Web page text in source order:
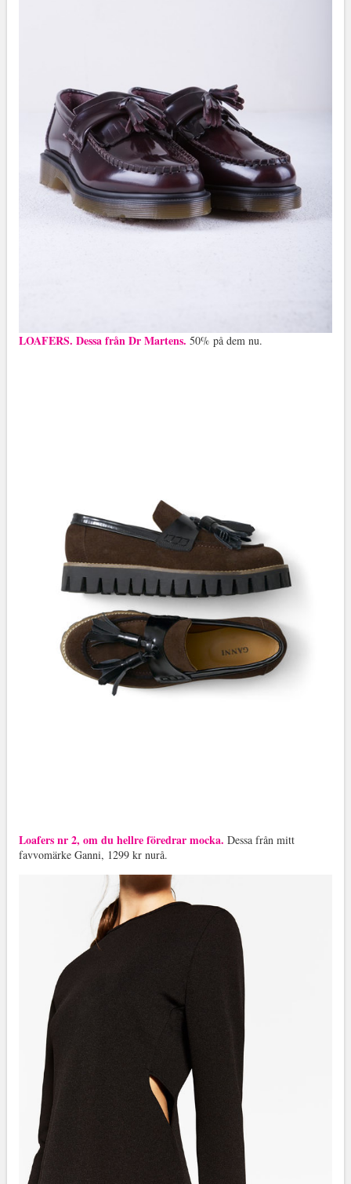
LOAFERS. Dessa från Dr Martens. 50% på dem nu.
Loafers nr 2, om du hellre föredrar mocka. Dessa från mitt
favvomärke Ganni, 1299 kr nurå.